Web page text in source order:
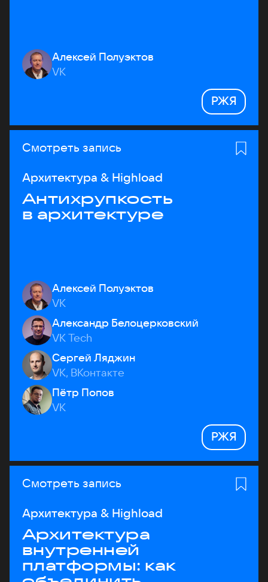
Алексей Полуэктов
VK
РЖЯ
Смотреть запись
Архитектура & Highload
Антихрупкость
в архитектуре
Алексей Полуэктов
VK
Александр Белоцерковский
VK Tech
Сергей Ляджин
VK, ВКонтакте
Пётр Попов
VK
РЖЯ
Смотреть запись
Архитектура & Highload
Архитектура
внутренней
платформы: как